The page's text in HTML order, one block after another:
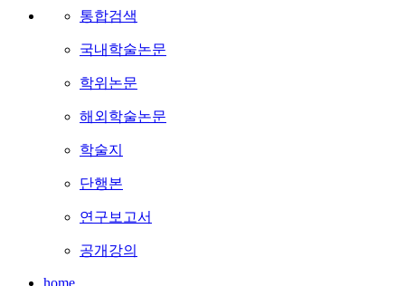
통합검색
국내학술논문
학위논문
해외학술논문
학술지
단행본
연구보고서
공개강의